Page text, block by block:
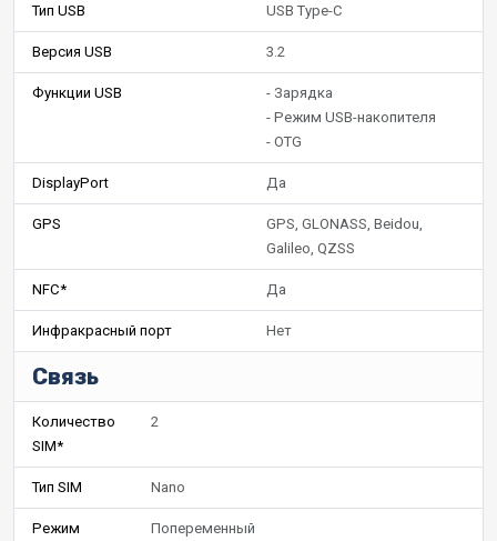
Тип USB USB Type-C
Версия USB 3.2
Функции USB
- Зарядка
- Режим USB-накопителя
- OTG
DisplayPort Да
GPS
GPS, GLONASS, Beidou,
Galileo, QZSS
NFC* Да
Инфракрасный порт Нет
Связь
Количество
SIM*
2
Тип SIM Nano
Режим
Попеременный